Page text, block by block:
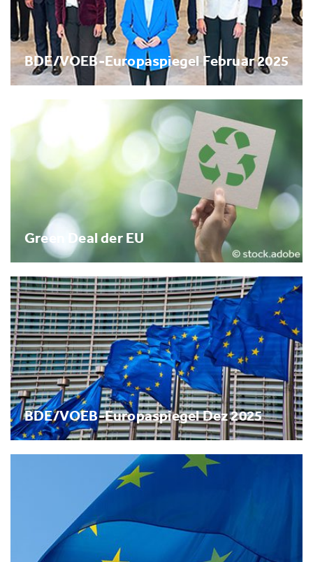
BDE/VOEB-Europaspiegel Februar 2025
Green Deal der EU
BDE/VOEB-Europaspiegel Dez 2025